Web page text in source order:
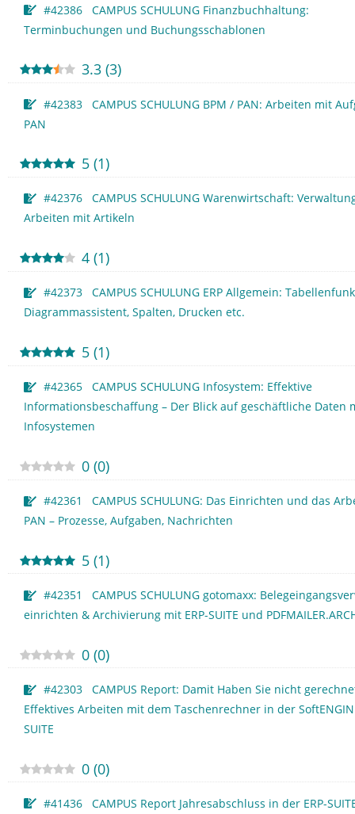
#42386 CAMPUS SCHULUNG Finanzbuchhaltung:
Terminbuchungen und Buchungsschablonen
3.3 (3)
#42383 CAMPUS SCHULUNG BPM / PAN: Arbeiten mit
PAN
5 (1)
#42376 CAMPUS SCHULUNG Warenwirtschaft:
Arbeiten mit Artikeln
4 (1)
#42373 CAMPUS SCHULUNG ERP Allgemein:
Diagrammassistent, Spalten, Drucken etc.
5 (1)
#42365 CAMPUS SCHULUNG Infosystem: Effektive
Informationsbeschaffung – Der Blick auf geschäftliche Daten
Infosystemen
0 (0)
#42361 CAMPUS SCHULUNG: Das Einrichten und das
PAN – Prozesse, Aufgaben, Nachrichten
5 (1)
#42351 CAMPUS SCHULUNG gotomaxx:
einrichten & Archivierung mit ERP-SUITE und
0 (0)
#42303 CAMPUS Report: Damit Haben Sie nicht
Effektives Arbeiten mit dem Taschenrechner in der
SUITE
0 (0)
#41436 CAMPUS Report Jahresabschluss in der ERP-